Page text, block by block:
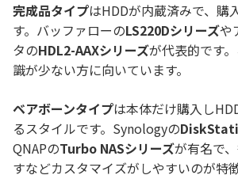
完成品タイプはHDDが内蔵済みで、購
す。バッファローのLS220Dシリーズや
タのHDL2-AAXシリーズが代表的です
識が少ない方に向いています。
ベアボーンタイプは本体だけ購入し
るスタイルです。Synologyの
QNAPのTurbo NASシリーズが有名で
すなどカスタマイズがしやすいのが特徴